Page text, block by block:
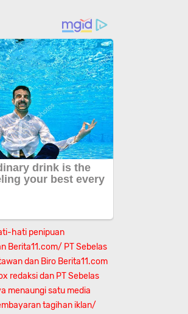
hati penipuan
Berita11.com/ PT Sebelas
dan Biro Berita11.com
redaksi dan PT Sebelas
menaungi satu media
tagihan iklan/